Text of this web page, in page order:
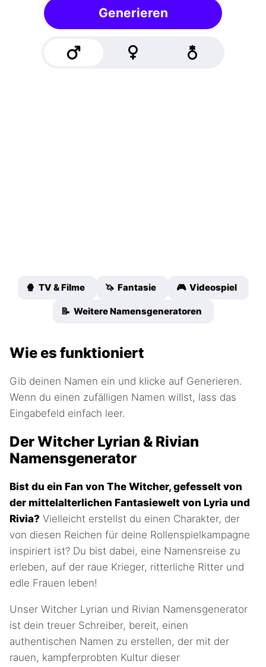
Generieren
🍿 TV & Filme 🦄 Fantasie 🎮 Videospiel
📝 Weitere Namensgeneratoren
Wie es funktioniert
Gib deinen Namen ein und klicke auf Generieren.
Wenn du einen zufälligen Namen willst, lass das
Eingabefeld einfach leer.
Der Witcher Lyrian & Rivian
Namensgenerator
Bist du ein Fan von The Witcher, gefesselt von
der mittelalterlichen Fantasiewelt von Lyria und
Rivia? Vielleicht erstellst du einen Charakter, der
von diesen Reichen für deine Rollenspielkampagne
inspiriert ist? Du bist dabei, eine Namensreise zu
erleben, auf der raue Krieger, ritterliche Ritter und
edle Frauen leben!
Unser Witcher Lyrian und Rivian Namensgenerator
ist dein treuer Schreiber, bereit, einen
authentischen Namen zu erstellen, der mit der
rauen, kampferprobten Kultur dieser